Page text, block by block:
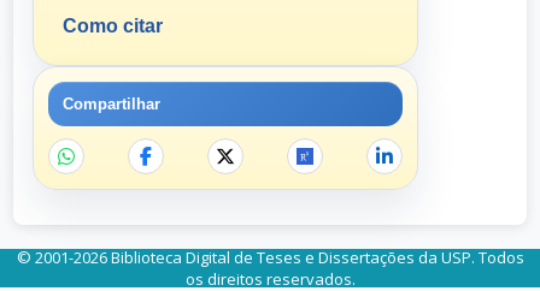
Como citar
Compartilhar
© 2001-2026 Biblioteca Digital de Teses e Dissertações da USP. Todos
os direitos reservados.